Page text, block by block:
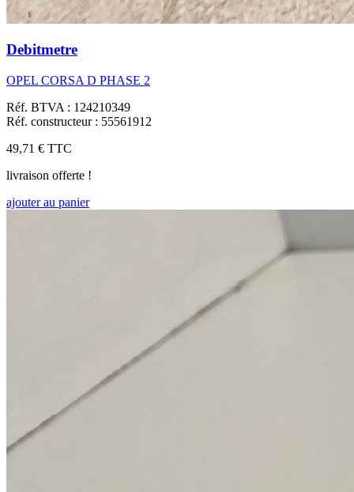
Debitmetre
OPEL CORSA D PHASE 2
Réf. BTVA : 124210349
Réf. constructeur : 55561912
49,71 € TTC
livraison offerte !
ajouter au panier